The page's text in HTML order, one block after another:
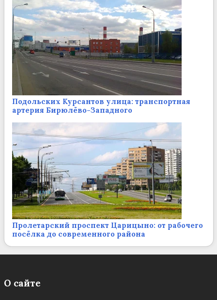
Подольских Курсантов улица: транспортная
артерия Бирюлёво-Западного
Пролетарский проспект Царицыно: от рабочего
посёлка до современного района
О сайте